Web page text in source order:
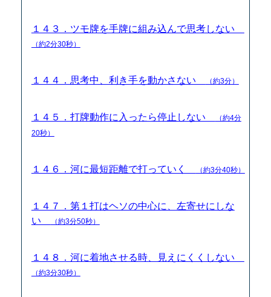
１４３．ツモ牌を手牌に組み込んで思考しない
（約2分30秒）
１４４．思考中、利き手を動かさない （約3分）
１４５．打牌動作に入ったら停止しない
（約4分
20秒）
１４６．河に最短距離で打っていく （約3分40秒）
１４７．第１打はヘソの中心に、左寄せにしな
い
（約3分50秒）
１４８．河に着地させる時、見えにくくしない
（約3分30秒）